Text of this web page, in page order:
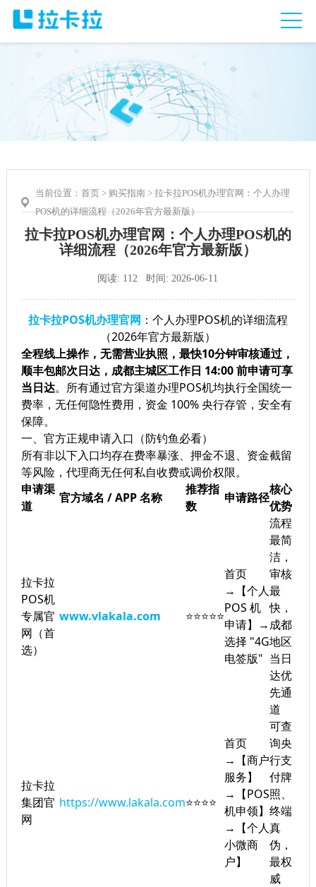
当前位置： 首页> 购买指南> 拉卡拉POS机办理官网：个人办理
POS机的详细流程（2026年官方最新版）
拉卡拉POS机办理官网：个人办理POS机的
详细流程（2026年官方最新版）
阅读: 112 时间: 2026-06-11
拉卡拉POS机办理官网 ：个人办理POS机的详细流程
（2026年官方最新版）
全程线上操作，无需营业执照，最快10分钟审核通过，
顺丰包邮次日达，成都主城区工作日 14:00 前申请可享
当日达。所有通过官方渠道办理POS机均执行全国统一
费率，无任何隐性费用，资金 100% 央行存管，安全有
保障。
一、官方正规申请入口（防钓鱼必看）
所有非以下入口均存在费率暴涨、押金不退、资金截留
等风险，代理商无任何私自收费或调价权限。
申请渠
道
官方域名 / APP 名称
推荐指
数
申请路径
核心
优势
拉卡拉
POS机
专属官
网（首
选）
www.vlakala.com ⭐⭐⭐⭐⭐
首页
→【个人
POS 机
申请】→
选择 "4G
电签版"
流程
最简
洁，
审核
最
快，
成都
地区
当日
达优
先通
道
拉卡拉
集团官
网
https://www.lakala.com⭐⭐⭐⭐
首页
→【商户
服务】
→【POS
机申领】
→【个人
小微商
户】
可查
询央
行支
付牌
照、
终端
真
伪，
最权
威